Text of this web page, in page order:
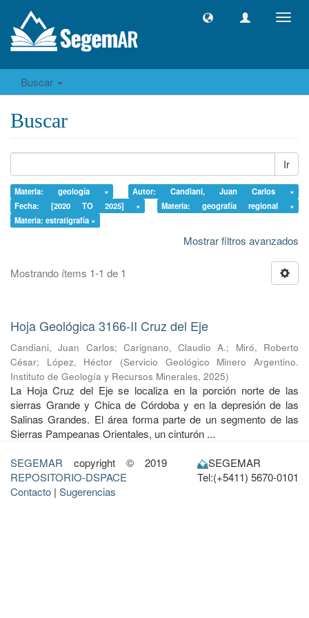
Buscar
Buscar
Ir
Materia: geología ×
Autor: Candiani, Juan Carlos ×
Fecha: [2020 TO 2025] ×
Materia: geografía regional ×
Materia: estratigrafía ×
Mostrar filtros avanzados
Mostrando ítems 1-1 de 1
Hoja Geológica 3166-II Cruz del Eje
Candiani, Juan Carlos; Carignano, Claudio A.; Miró, Roberto
César; López, Héctor (Servicio Geológico Minero Argentino.
Instituto de Geología y Recursos Minerales, 2025)
La Hoja Cruz del Eje se localiza en la porción norte de las
sierras Grande y Chica de Córdoba y en la depresión de las
Salinas Grandes. El área forma parte de un segmento de las
Sierras Pampeanas Orientales, un cinturón ...
SEGEMAR copyright © 2019
REPOSITORIO-DSPACE
Contacto | Sugerencias
SEGEMAR
Tel:(+5411) 5670-0101